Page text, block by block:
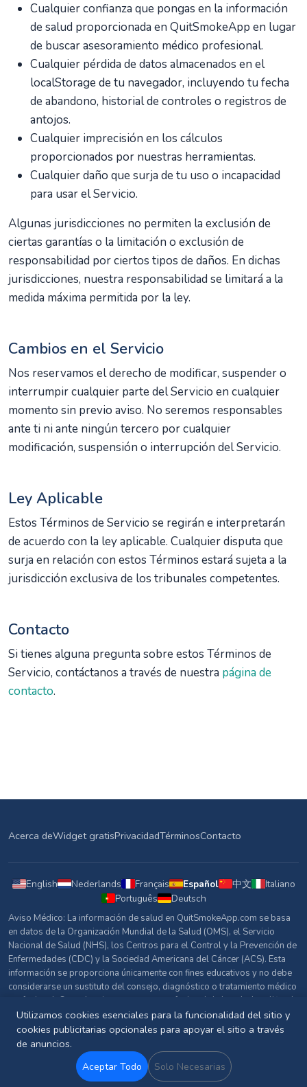
Cualquier confianza que pongas en la información
de salud proporcionada en QuitSmokeApp en lugar
de buscar asesoramiento médico profesional.
Cualquier pérdida de datos almacenados en el
localStorage de tu navegador, incluyendo tu fecha
de abandono, historial de controles o registros de
antojos.
Cualquier imprecisión en los cálculos
proporcionados por nuestras herramientas.
Cualquier daño que surja de tu uso o incapacidad
para usar el Servicio.
Algunas jurisdicciones no permiten la exclusión de
ciertas garantías o la limitación o exclusión de
responsabilidad por ciertos tipos de daños. En dichas
jurisdicciones, nuestra responsabilidad se limitará a la
medida máxima permitida por la ley.
Cambios en el Servicio
Nos reservamos el derecho de modificar, suspender o
interrumpir cualquier parte del Servicio en cualquier
momento sin previo aviso. No seremos responsables
ante ti ni ante ningún tercero por cualquier
modificación, suspensión o interrupción del Servicio.
Ley Aplicable
Estos Términos de Servicio se regirán e interpretarán
de acuerdo con la ley aplicable. Cualquier disputa que
surja en relación con estos Términos estará sujeta a la
jurisdicción exclusiva de los tribunales competentes.
Contacto
Si tienes alguna pregunta sobre estos Términos de
Servicio, contáctanos a través de nuestra página de
contacto.
Acerca deWidget gratisPrivacidadTérminosContacto
English Nederlands Français Español 中文
Italiano
Português
Deutsch
Aviso Médico: La información de salud en QuitSmokeApp.com se basa
en datos de la Organización Mundial de la Salud (OMS), el Servicio
Nacional de Salud (NHS), los Centros para el Control y la Prevención de
Enfermedades (CDC) y la Sociedad Americana del Cáncer (ACS). Esta
información se proporciona únicamente con fines educativos y no debe
considerarse un sustituto del consejo, diagnóstico o tratamiento médico
profesional. Consulta siempre con un profesional de la salud cualificado
sobre cualquier pregunta relacionada con tu salud.
Fuentes y Referencias
© 2026 QuitSmokeApp.com. Todos los derechos reservados.
Utilizamos cookies esenciales para la funcionalidad del sitio y
cookies publicitarias opcionales para apoyar el sitio a través
de anuncios.
Aceptar Todo Solo Necesarias